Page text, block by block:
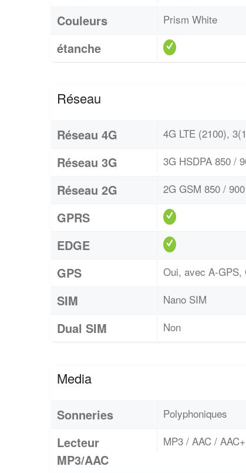
Couleurs Prism White
étanche
Réseau
Réseau 4G 4G LTE (2100),
Réseau 3G 3G HSDPA 850 /
Réseau 2G 2G GSM 850 /
GPRS
EDGE
GPS
Oui, avec A-GPS,
SIM Nano SIM
Dual SIM Non
Media
Sonneries Polyphoniques
Lecteur
MP3/AAC
MP3 / AAC / AAC+